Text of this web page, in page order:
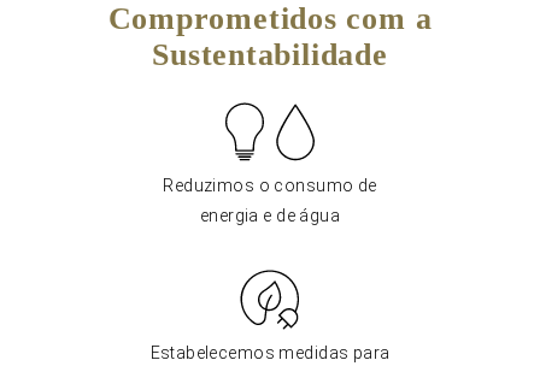
Comprometidos com a
Sustentabilidade
Reduzimos o consumo de
energia e de água
Estabelecemos medidas para